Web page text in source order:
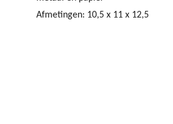
Afmetingen: 10,5 x 11 x 12,5